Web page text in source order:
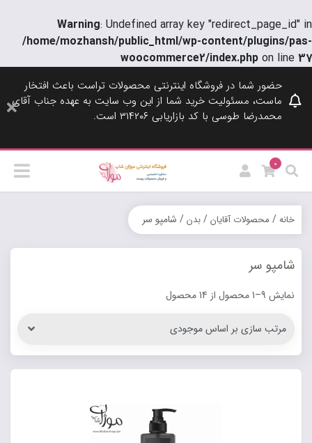
Warning: Undefined array key "redirect_page_id" in
/home/mozhansh/public_html/wp-content/plugins/pas-
woocommerce2/index.php on line 37
حضور شما در فروشگاه اینترنتی محصولات تراست باعث افتخار
ماست، مسئولیت خرید شما از این وب سایت به عهده جناب آقای
محمدرضا طوسی با کد بازاریابی ۳۱۴۲۰۶ است.
0
خانه/ محصولات آقایان/بدن/ شامپو سر
شامپو سر
نمایش 9–1 محصول از 14 محصول